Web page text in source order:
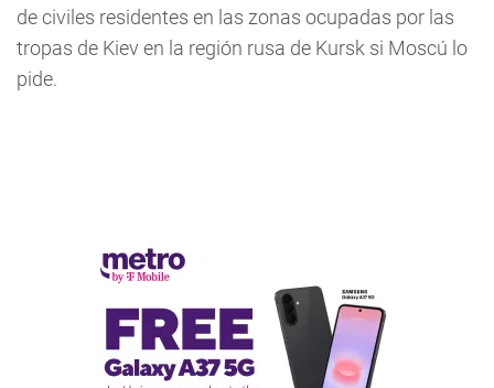
de civiles residentes en las zonas ocupadas por las
tropas de Kiev en la región rusa de Kursk si Moscú lo
pide.